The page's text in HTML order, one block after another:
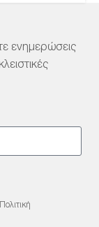
ενημερώσεις